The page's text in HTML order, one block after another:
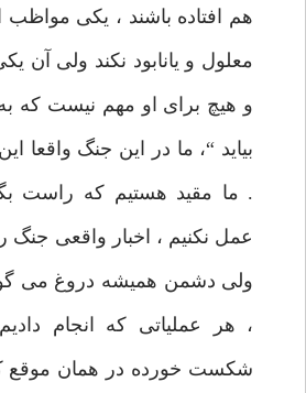
هم افتاده باشند ، یکی
معلول و یانابود نکند ولی آن
و هیچ برای او مهم نیست
بیاید “، ما در این جنگ واقعا
. ما مقید هستیم که راست
عمل نکنیم ، اخبار واقعی جنگ
ولی دشمن همیشه دروغ می
، هر عملیاتی که انجام
شکست خورده در همان موقع